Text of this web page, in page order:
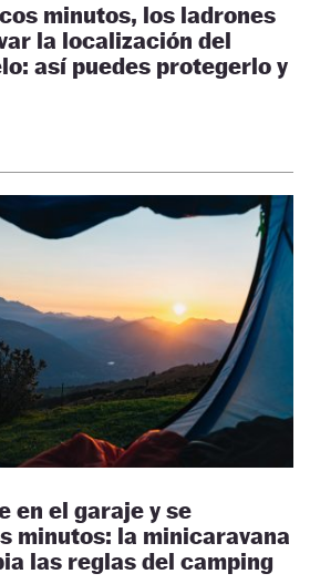
minutos, los ladrones
la localización del
así puedes protegerlo y
en el garaje y se
minutos: la minicaravana
las reglas del camping